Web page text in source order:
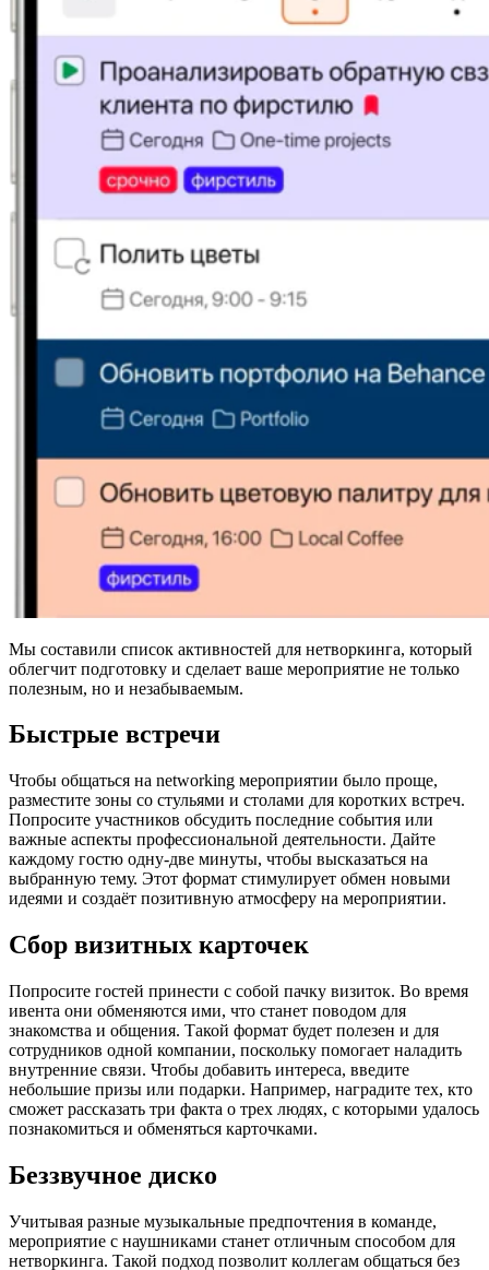
Мы составили список активностей для нетворкинга, который
облегчит подготовку и сделает ваше мероприятие не только
полезным, но и незабываемым.
Быстрые встречи
Чтобы общаться на networking мероприятии было проще,
разместите зоны со стульями и столами для коротких встреч.
Попросите участников обсудить последние события или
важные аспекты профессиональной деятельности. Дайте
каждому гостю одну-две минуты, чтобы высказаться на
выбранную тему. Этот формат стимулирует обмен новыми
идеями и создаёт позитивную атмосферу на мероприятии.
Сбор визитных карточек
Попросите гостей принести с собой пачку визиток. Во время
ивента они обменяются ими, что станет поводом для
знакомства и общения. Такой формат будет полезен и для
сотрудников одной компании, поскольку помогает наладить
внутренние связи. Чтобы добавить интереса, введите
небольшие призы или подарки. Например, наградите тех, кто
сможет рассказать три факта о трех людях, с которыми удалось
познакомиться и обменяться карточками.
Беззвучное диско
Учитывая разные музыкальные предпочтения в команде,
мероприятие с наушниками станет отличным способом для
нетворкинга. Такой подход позволит коллегам общаться без